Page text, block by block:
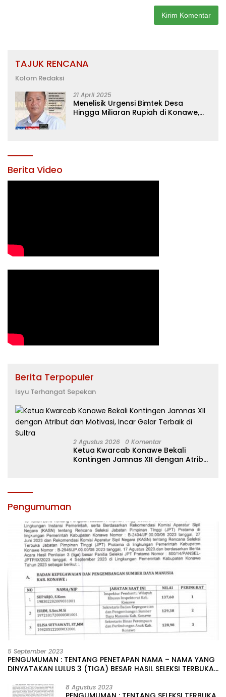
TAJUK RENCANA
Kolom Redaksi
21 April 2025
Menelisik Urgensi Bimtek Desa
Hingga Miliaran Rupiah di Konawe,
Berita Video
Berita Terpopuler
Isyu Terhangat Sepekan
2 Agustus 2026 0 Komentar
Ketua Kwarcab Konawe Bekali
Kontingen Jamnas XII dengan Atribut
Pengumuman
5 September 2023
PENGUMUMAN : TENTANG PENETAPAN NAMA – NAMA YANG
DINYATAKAN LULUS 3 (TIGA) BESAR HASIL SELEKSI TERBUKA
LINGKUNGAN PEMERINTAH DAERAH KABUPATEN KONAWE
8 Agustus 2023